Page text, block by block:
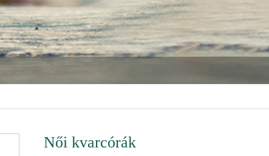
Női kvarcórák